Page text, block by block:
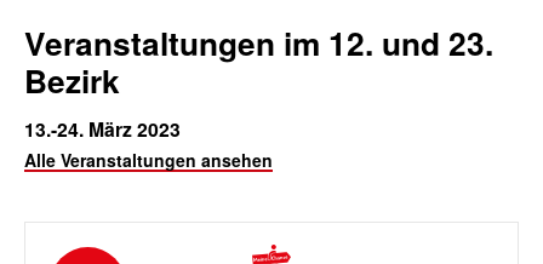
Veranstaltungen im 12. und 23.
Bezirk
13.-24. März 2023
Alle Veranstaltungen ansehen